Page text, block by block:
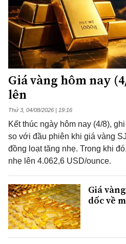
Giá vàng hôm nay
lên
Thứ 3, 04/08/2026 | 19:16
Kết thúc ngày hôm nay (4/8),
so với đầu phiên khi giá vàng
đồng loạt tăng nhẹ. Trong khi
nhẹ lên 4.062,6 USD/ounce.
Giá
dốc về